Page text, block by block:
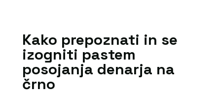
Kako prepoznati in se
izogniti pastem
posojanja denarja na
črno